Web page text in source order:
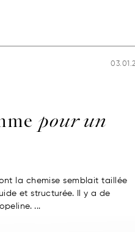
pour un
la chemise semblait taillée
et structurée. Il y a de
...